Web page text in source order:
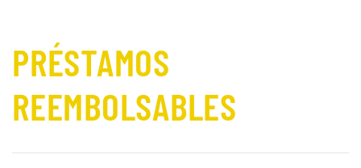
PRÉSTAMOS
REEMBOLSABLES